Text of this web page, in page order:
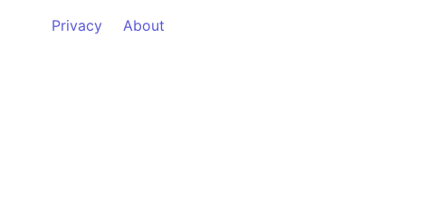
Privacy About